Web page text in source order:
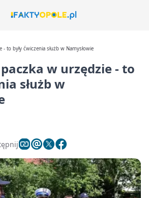
to były ćwiczenia służb w Namysłowie
w urzędzie - to
służb w